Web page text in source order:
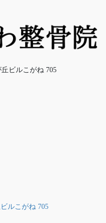
ビルこがね 705
ルこがね 705